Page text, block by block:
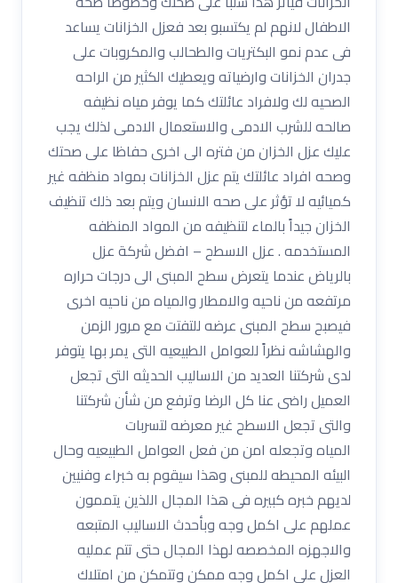
الاطفال لانهم لم يكتسبو بعد فعزل الخزانات يساعد
فى عدم نمو البكتريات والطحالب والمكروبات على
جدران الخزانات وارضياته ويعطيك الكثير من الراحه
الصحيه لك ولافراد عائلتك كما يوفر مياه نظيفه
صالحه للشرب الادمى والاستعمال الادمى لذلك يجب
عليك عزل الخزان من فتره الى اخرى حفاظا على صحتك
وصحه افراد عائلتك يتم عزل الخزانات بمواد منظفه غير
كميائيه لا تؤثر على صحه الانسان ويتم بعد ذلك تنظيف
الخزان جيداً بالماء لتنظيفه من المواد المنظفه
المستخدمه . عزل الاسطح – افضل شركة عزل
بالرياض عندما يتعرض سطح المبنى الى درجات حراره
مرتفعه من ناحيه والامطار والمياه من ناحيه اخرى
فيصبح سطح المبنى عرضه للتفتت مع مرور الزمن
والهشاشه نظراً للعوامل الطبيعيه التى يمر بها يتوفر
لدى شركتنا العديد من الاساليب الحديثه التى تجعل
العميل راضى عنا كل الرضا وترفع من شأن شركتنا
والتى تجعل الاسطح غير معرضه لتسربات
المياه وتجعله امن من فعل العوامل الطبيعيه وحال
البيئه المحيطه للمبنى وهذا سيقوم به خبراء وفنيين
لديهم خبره كبيره فى هذا المجال اللذين يتممون
عملهم على اكمل وجه وبأحدث الاساليب المتبعه
والاجهزه المخصصه لهذا المجال حتى تتم عمليه
العزل على اكمل وجه ممكن وتتمكن من امتلاك